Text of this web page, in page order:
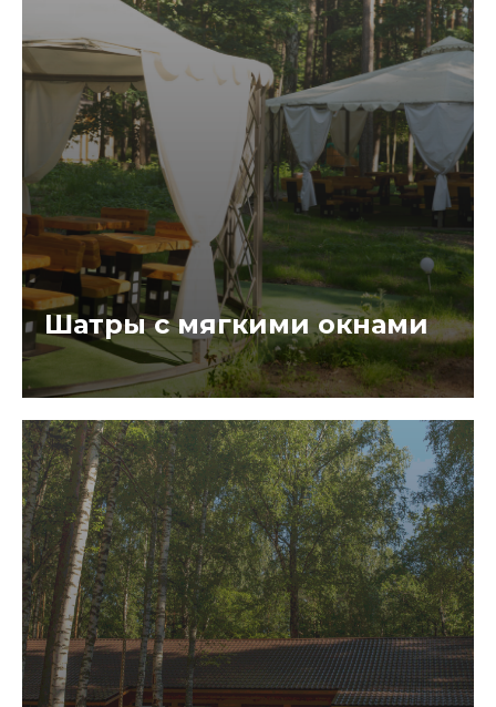
Шатры с мягкими окнами